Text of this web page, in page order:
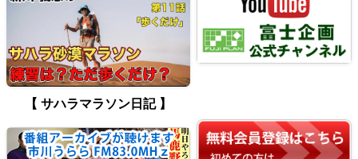
【 サハラマラソン日記 】